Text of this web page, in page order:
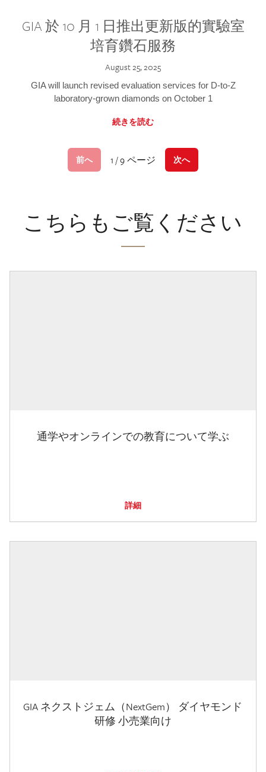
GIA 於 10 月 1 日推出更新版的實驗室
培育鑽石服務
August 25, 2025
GIA will launch revised evaluation services for D-to-Z
laboratory-grown diamonds on October 1
続きを読む
前へ 1 / 9 ページ 次へ
こちらもご覧ください
通学やオンラインでの教育について学ぶ
詳細
GIA ネクストジェム（NextGem） ダイヤモンド
研修 小売業向け